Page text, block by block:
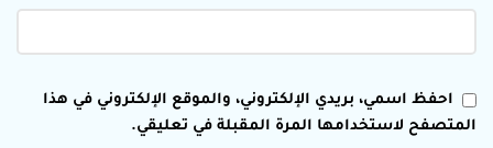
احفظ اسمي، بريدي الإلكتروني، والموقع الإلكتروني في هذا
المتصفح لاستخدامها المرة المقبلة في تعليقي.